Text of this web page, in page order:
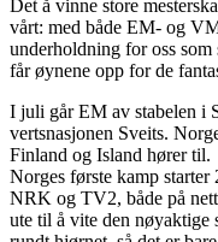
Det å vinne store
vårt: med både EM- og
underholdning for oss som
får øynene opp for de
I juli går EM av stabelen i
vertsnasjonen Sveits.
Finland og Island hører til.
Norges første kamp
NRK og TV2, både på
ute til å vite den nøyaktige